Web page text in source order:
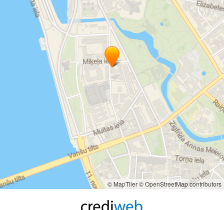
© MapTiler© OpenStreetMap contributors